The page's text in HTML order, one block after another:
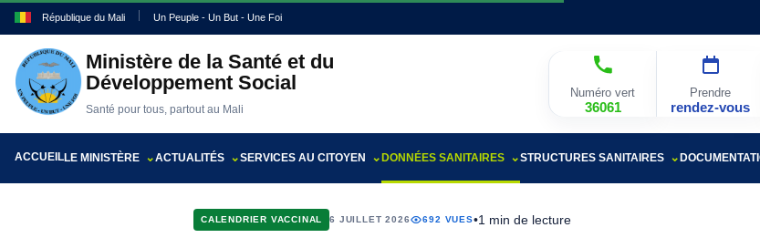
République du Mali Un Peuple - Un But - Une Foi
Ministère de la Santé et du
Développement Social
Santé pour tous, partout au Mali
Numéro vert
36061
Prendre
rendez-vous
ACCUEILLE MINISTÈRE ACTUALITÉS SERVICES AU CITOYEN DONNÉES SANITAIRES STRUCTURES SANITAIRES
CALENDRIER VACCINAL 6 JUILLET 2026 692 VUES•1 min de lecture